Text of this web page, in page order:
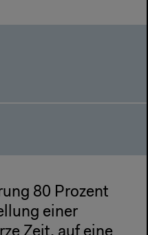
80 Prozent
einer